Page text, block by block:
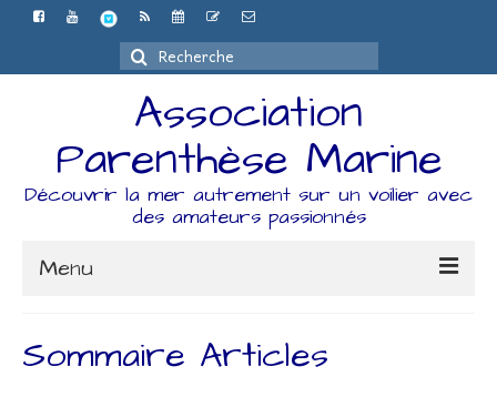
Rechercher
:
Association
Parenthèse Marine
Découvrir la mer autrement sur un voilier avec
des amateurs passionnés
Menu
Sommaire Articles